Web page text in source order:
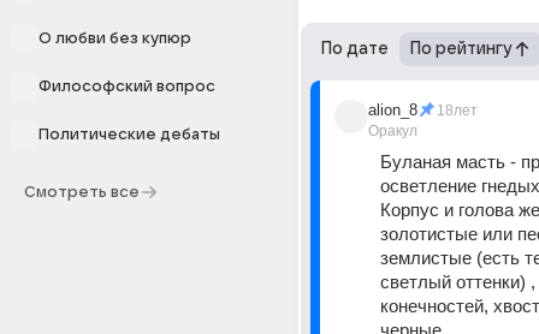
О любви без купюр
Философский вопрос
Политические дебаты
Смотреть все
По дате По рейтингу
alion_8
Оракул
18лет
Буланая масть -
осветление
Корпус и голова
золотистые или
землистые (есть
светлый оттенки) ,
конечностей,
черные.